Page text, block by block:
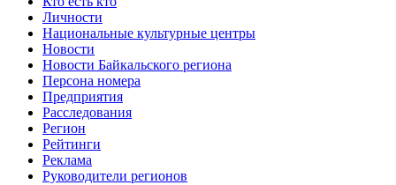
Личности
Национальные культурные центры
Новости
Новости Байкальского региона
Персона номера
Предприятия
Расследования
Регион
Рейтинги
Реклама
Руководители регионов